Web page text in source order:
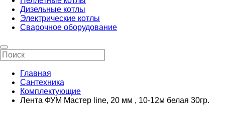
Дизельные котлы
Электрические котлы
Сварочное оборудование
Главная
Сантехника
Комплектующие
Лента ФУМ Мастер line, 20 мм , 10-12м белая 30гр.